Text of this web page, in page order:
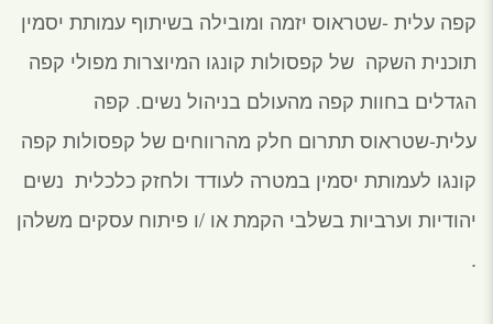
קפה עלית -שטראוס יזמה ומובילה בשיתוף עמותת יסמין
תוכנית השקה של קפסולות קונגו המיוצרות מפולי קפה
הגדלים בחוות קפה מהעולם בניהול נשים. קפה
עלית-שטראוס תתרום חלק מהרווחים של קפסולות קפה
קונגו לעמותת יסמין במטרה לעודד ולחזק כלכלית נשים
יהודיות וערביות בשלבי הקמת או /ו פיתוח עסקים משלהן
.